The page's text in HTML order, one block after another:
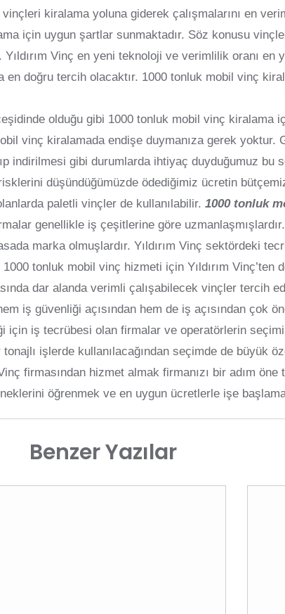
kiralama yoluna giderek çalışmalarını en
için uygun şartlar sunmaktadır. Söz konusu
Vinç en yeni teknoloji ve verimlilik oranı en
en doğru tercih olacaktır. 1000 tonluk mobil vinç
olduğu gibi 1000 tonluk mobil vinç kiralama
vinç kiralamada endişe duymanıza gerek yoktur.
indirilmesi gibi durumlarda ihtiyaç duyduğumuz bu
düşündüğümüzde ödediğimiz ücretin
paletli vinçler de kullanılabilir. 1000 tonluk
genellikle iş çeşitlerine göre
marka olmuşlardır. Yıldırım Vinç sektördeki
tonluk mobil vinç hizmeti için Yıldırım Vinç’ten
dar alanda verimli çalışabilecek vinçler tercih
iş güvenliği açısından hem de iş açısından çok
için iş tecrübesi olan firmalar ve operatörlerin
işlerde kullanılacağından seçimde de büyük
firmasından hizmet almak firmanızı bir adım
öğrenmek ve en uygun ücretlerle işe
Benzer Yazılar